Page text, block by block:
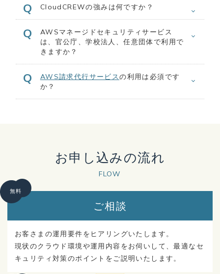
CloudCREWの強みは何ですか？
AWSマネージドセキュリティサービス
は、官公庁、学校法人、任意団体で利用で
きますか？
AWS請求代行サービスの利用は必須です
か？
お申し込みの流れ
FLOW
無料
ご相談
お客さまの運用要件をヒアリングいたします。
現状のクラウド環境や運用内容をお伺いして、最適なセ
キュリティ対策のポイントをご説明いたします。